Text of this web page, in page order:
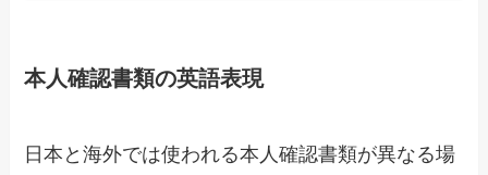
本人確認書類の英語表現
日本と海外では使われる本人確認書類が異なる場